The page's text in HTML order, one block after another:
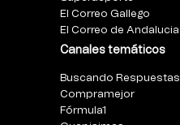
El Correo Gallego
El Correo de Andalucia
Canales temáticos
Buscando Respuestas
Compramejor
Fórmula1